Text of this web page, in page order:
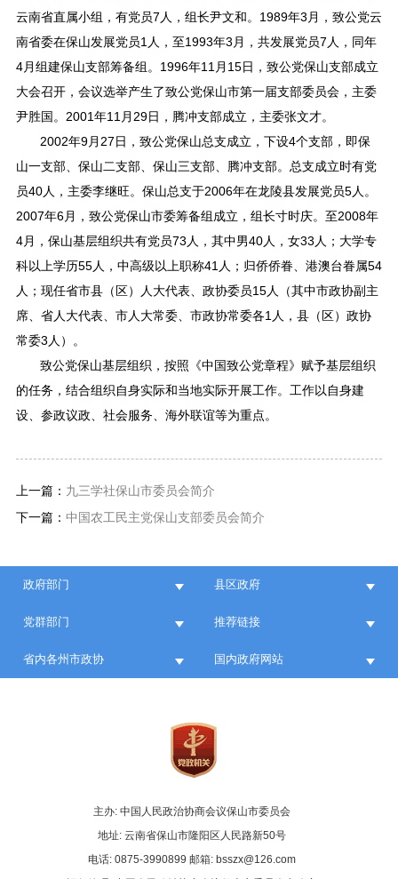
云南省直属小组，有党员7人，组长尹文和。1989年3月，致公党云
南省委在保山发展党员1人，至1993年3月，共发展党员7人，同年
4月组建保山支部筹备组。1996年11月15日，致公党保山支部成立
大会召开，会议选举产生了致公党保山市第一届支部委员会，主委
尹胜国。2001年11月29日，腾冲支部成立，主委张文才。
2002年9月27日，致公党保山总支成立，下设4个支部，即保
山一支部、保山二支部、保山三支部、腾冲支部。总支成立时有党
员40人，主委李继旺。保山总支于2006年在龙陵县发展党员5人。
2007年6月，致公党保山市委筹备组成立，组长寸时庆。至2008年
4月，保山基层组织共有党员73人，其中男40人，女33人；大学专
科以上学历55人，中高级以上职称41人；归侨侨眷、港澳台眷属54
人；现任省市县（区）人大代表、政协委员15人（其中市政协副主
席、省人大代表、市人大常委、市政协常委各1人，县（区）政协
常委3人）。
致公党保山基层组织，按照《中国致公党章程》赋予基层组织
的任务，结合组织自身实际和当地实际开展工作。工作以自身建
设、参政议政、社会服务、海外联谊等为重点。
上一篇： 九三学社保山市委员会简介
下一篇： 中国农工民主党保山支部委员会简介
政府部门 县区政府
党群部门 推荐链接
省内各州市政协 国内政府网站
主办: 中国人民政治协商会议保山市委员会
地址: 云南省保山市隆阳区人民路新50号
电话: 0875-3990899 邮箱: bsszx@126.com